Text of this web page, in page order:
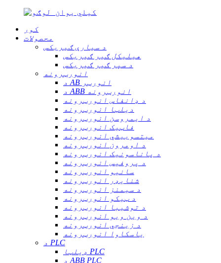
کور
محصولات
د سیارې ګیربکس
هیلیکل ګیر ګیربکس
د سپر ګیر ګیربکس
انورټرونه
د AB انورټر
د ABB انورټرونه
د ډانفاس انورټرونه
دیلټا انورټرونه
د ایمروسن انورټرونه
فاټیک انورټرونه
میتسوبیشي انورټرونه
د اومرون انورټرونه
د پاناسونیک انورټرونه
د پروفیس انورټرونه
سانیو انورټرونه
شنایډر انورټرونه
د سیمنز انورټرونه
د ټیکو انورټرونه
د توشیبا انورټرونه
د وین ویو انورټرونه
د زینجي انورټرونه
یاسکاوا انورټرونه
د PLC
ډیلټا PLC
د ABB PLC